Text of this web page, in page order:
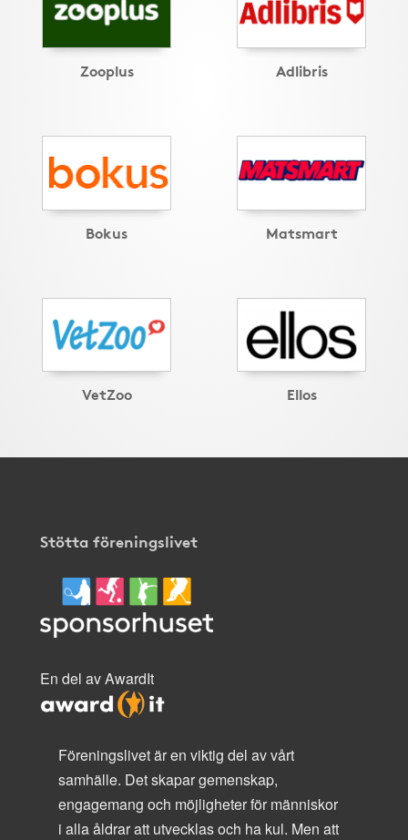
Zooplus Adlibris
Bokus Matsmart
VetZoo Ellos
Stötta föreningslivet
En del av AwardIt
Föreningslivet är en viktig del av vårt
samhälle. Det skapar gemenskap,
engagemang och möjligheter för människor
i alla åldrar att utvecklas och ha kul. Men att